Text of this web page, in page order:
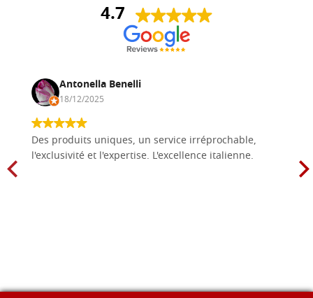
4.7
Antonella Benelli
18/12/2025
Des produits uniques, un service irréprochable,
l'exclusivité et l'expertise. L'excellence italienne.